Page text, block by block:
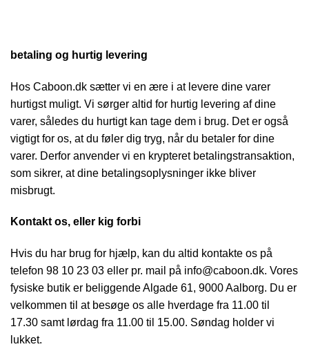
betaling og hurtig levering
Hos Caboon.dk sætter vi en ære i at levere dine varer
hurtigst muligt. Vi sørger altid for hurtig levering af dine
varer, således du hurtigt kan tage dem i brug. Det er også
vigtigt for os, at du føler dig tryg, når du betaler for dine
varer. Derfor anvender vi en krypteret betalingstransaktion,
som sikrer, at dine betalingsoplysninger ikke bliver
misbrugt.
Kontakt os, eller kig forbi
Hvis du har brug for hjælp, kan du altid kontakte os på
telefon 98 10 23 03 eller pr. mail på info@caboon.dk. Vores
fysiske butik er beliggende Algade 61, 9000 Aalborg. Du er
velkommen til at besøge os alle hverdage fra 11.00 til
17.30 samt lørdag fra 11.00 til 15.00. Søndag holder vi
lukket.